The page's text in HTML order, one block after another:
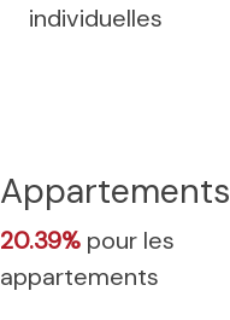
individuelles
Appartements
20.39% pour les
appartements